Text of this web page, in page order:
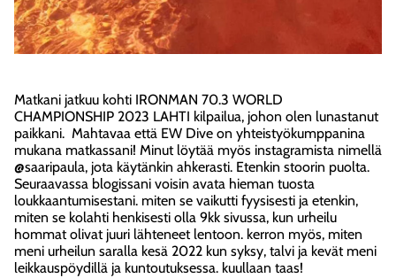
Matkani jatkuu kohti IRONMAN 70.3 WORLD
CHAMPIONSHIP 2023 LAHTI kilpailua, johon olen lunastanut
paikkani. Mahtavaa että EW Dive on yhteistyökumppanina
mukana matkassani! Minut löytää myös instagramista nimellä
@saaripaula, jota käytänkin ahkerasti. Etenkin stoorin puolta.
Seuraavassa blogissani voisin avata hieman tuosta
loukkaantumisestani. miten se vaikutti fyysisesti ja etenkin,
miten se kolahti henkisesti olla 9kk sivussa, kun urheilu
hommat olivat juuri lähteneet lentoon. kerron myös, miten
meni urheilun saralla kesä 2022 kun syksy, talvi ja kevät meni
leikkauspöydillä ja kuntoutuksessa. kuullaan taas!